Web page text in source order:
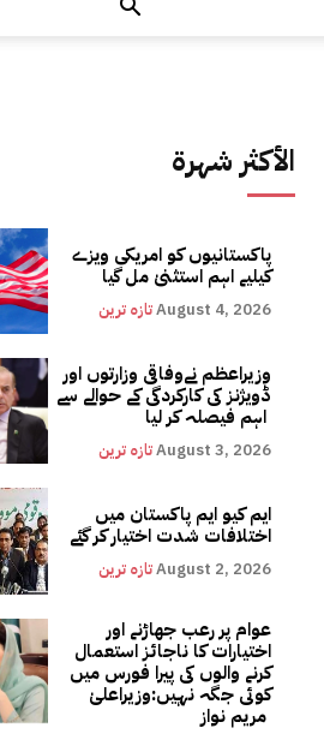
الأكثر شهرة
پاکستانیوں کو امریکی ویزے
کیلیے اہم استثنیٰ مل گیا
تازہ ترینAugust 4, 2026
وزیراعظم نےوفاقی وزارتوں اور
ڈویژنز کی کارکردگی کے حوالے سے
تازہ ترینAugust 3, 2026
ایم کیو ایم پاکستان میں
اختلافات شدت اختیار کر گئے
تازہ ترینAugust 2, 2026
عوام پر رعب جھاڑنے اور
اختیارات کا ناجائز استعمال
کرنے والوں کی پیرا فورس میں
کوئی جگہ نہیں:وزیراعلیٰ